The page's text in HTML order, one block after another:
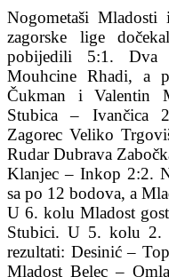
Nogometaši
zagorske lige
pobijedili 5:1. Dva
Mouhcine Rhadi, a
Čukman i Valentin
Stubica – Ivančica
Zagorec Veliko
Rudar Dubrava
Klanjec – Inkop 2:2.
sa po 12 bodova, a
U 6. kolu Mladost
Stubici. U 5. kolu 2.
rezultati: Desinić –
Mladost Belec –